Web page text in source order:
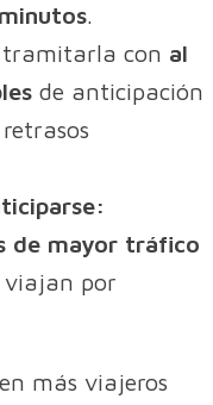
.
tramitarla con al
de anticipación
de mayor tráfico
viajan por
más viajeros